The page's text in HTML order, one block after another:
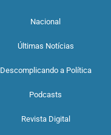
Nacional
Últimas Notícias
Descomplicando a Política
Podcasts
Revista Digital